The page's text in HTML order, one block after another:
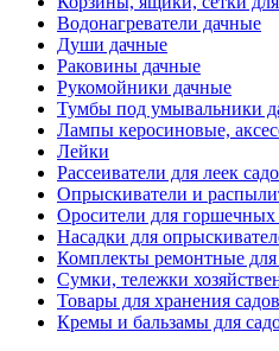
Водонагреватели дачные
Души дачные
Раковины дачные
Рукомойники дачные
Тумбы под умывальники
Лампы керосиновые,
Лейки
Рассеиватели для леек
Опрыскиватели и
Оросители для горшечных
Насадки для
Комплекты ремонтные
Сумки, тележки
Товары для хранения
Кремы и бальзамы для